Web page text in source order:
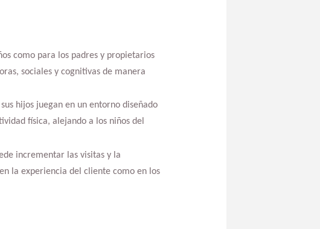
como para los padres y propietarios
sociales y cognitivas de manera
hijos juegan en un entorno diseñado
física, alejando a los niños del
incrementar las visitas y la
la experiencia del cliente como en los